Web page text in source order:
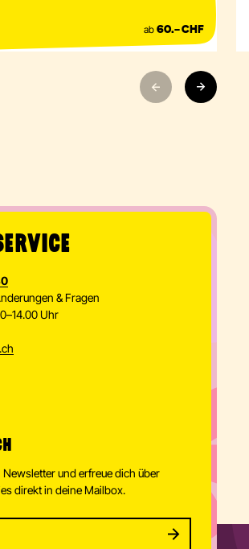
ab 60.– CHF
& Fragen
Uhr
und erfreue dich über
direkt in deine Mailbox.
and stay updated.
Enter your email address to subscribe
SUBSCRIBE